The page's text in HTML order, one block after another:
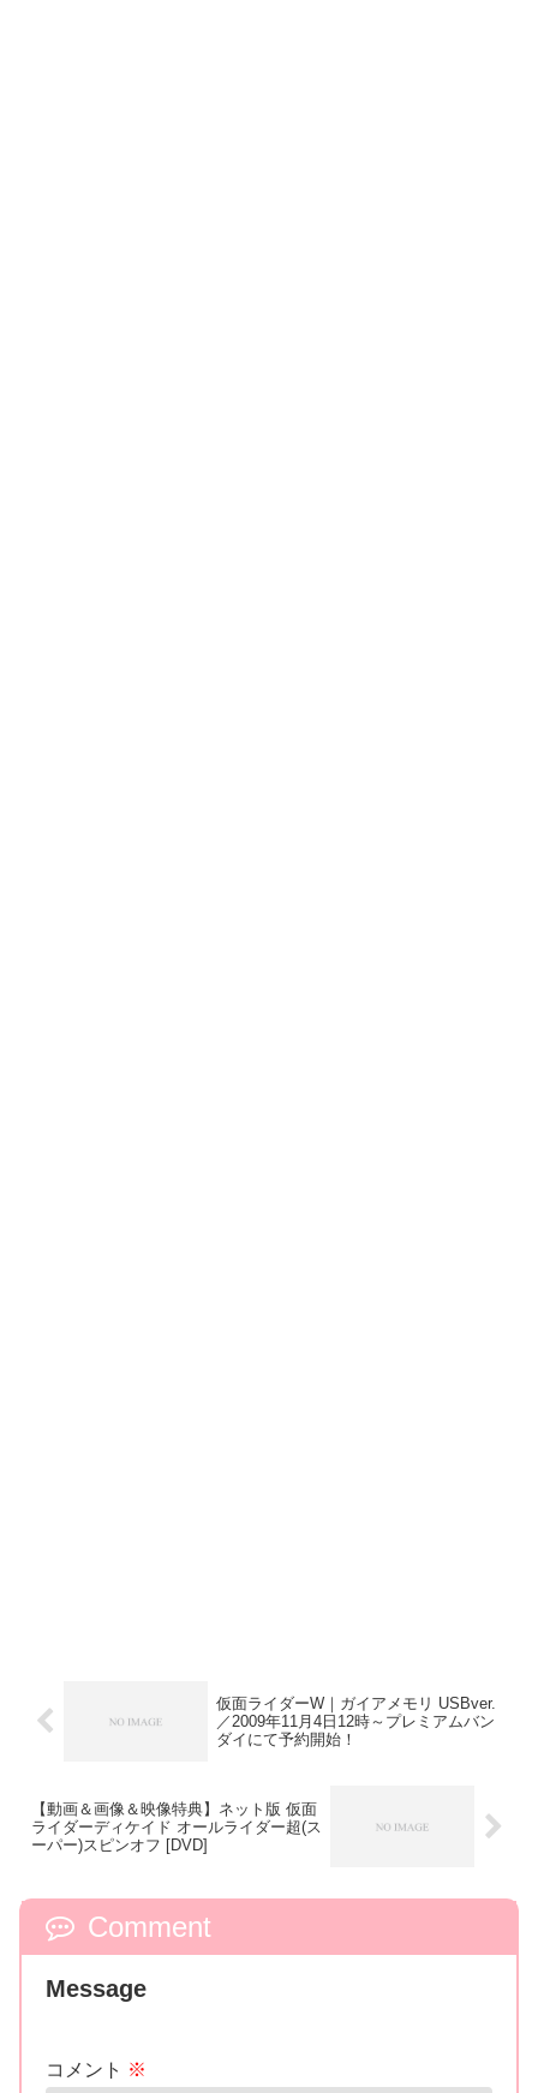
仮面ライダーW｜ガイアメモリ USBver.
／2009年11月4日12時～プレミアムバン
ダイにて予約開始！
【動画＆画像＆映像特典】ネット版 仮面
ライダーディケイド オールライダー超(ス
ーパー)スピンオフ [DVD]
Comment
Message
コメント ※